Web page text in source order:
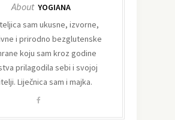
About YOGIANA
sam ukusne, izvorne,
i prirodno bezglutenske
koju sam kroz godine
prilagodila sebi i svojoj
Liječnica sam i majka.